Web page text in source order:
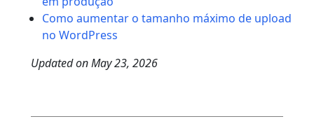
Como aumentar o tamanho máximo de upload
no WordPress
Updated onMay 23, 2026